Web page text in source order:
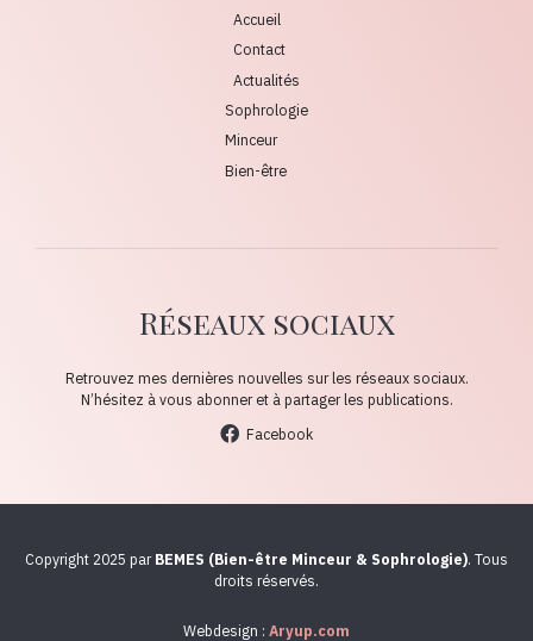
Accueil
Contact
Actualités
Sophrologie
Minceur
Bien-être
Réseaux sociaux
Retrouvez mes dernières nouvelles sur les réseaux sociaux.
N’hésitez à vous abonner et à partager les publications.
Facebook
Copyright 2025 parBEMES (Bien-être Minceur & Sophrologie). Tous
droits réservés.
Webdesign : Aryup.com